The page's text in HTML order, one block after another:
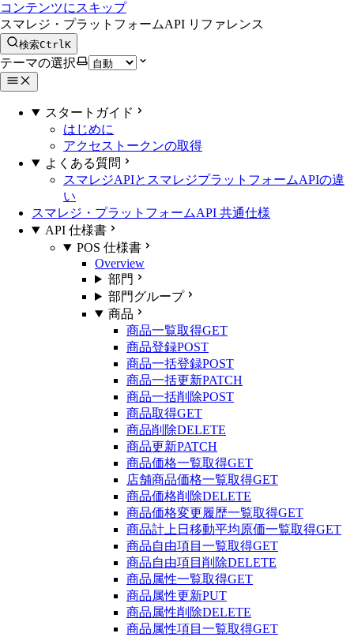
コンテンツにスキップ
スマレジ・プラットフォームAPI リファレンス
検索CtrlK
テーマの選択
スタートガイド
はじめに
アクセストークンの取得
よくある質問
スマレジAPIとスマレジプラットフォームAPIの違
い
スマレジ・プラットフォームAPI 共通仕様
API 仕様書
POS 仕様書
Overview
部門
部門グループ
商品
商品一覧取得GET
商品登録POST
商品一括登録POST
商品一括更新PATCH
商品一括削除POST
商品取得GET
商品削除DELETE
商品更新PATCH
商品価格一覧取得GET
店舗商品価格一覧取得GET
商品価格削除DELETE
商品価格変更履歴一覧取得GET
商品計上日移動平均原価一覧取得GET
商品自由項目一覧取得GET
商品自由項目削除DELETE
商品属性一覧取得GET
商品属性更新PUT
商品属性削除DELETE
商品属性項目一覧取得GET